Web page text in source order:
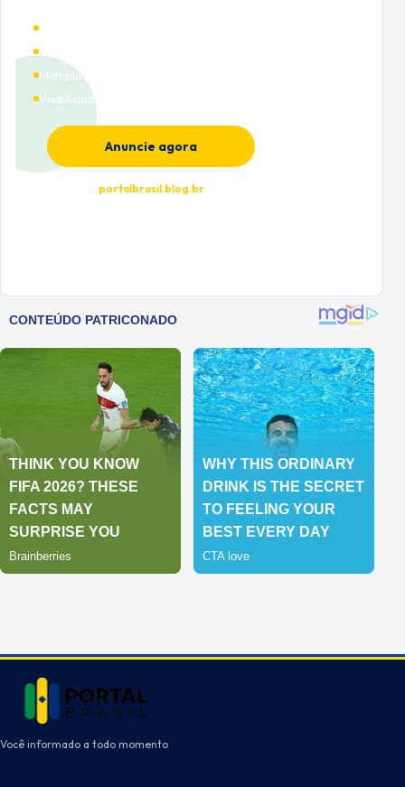
Múltiplas categorias
Visibilidade premium
Anuncie agora
portalbrasil.blog.br
Você informado a todo momento